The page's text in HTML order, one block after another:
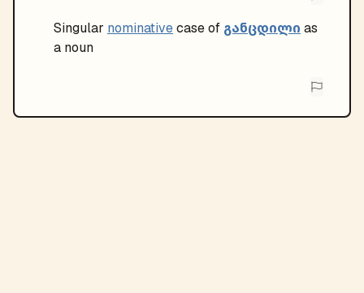
Singular nominativecase of განცდილი as
a noun